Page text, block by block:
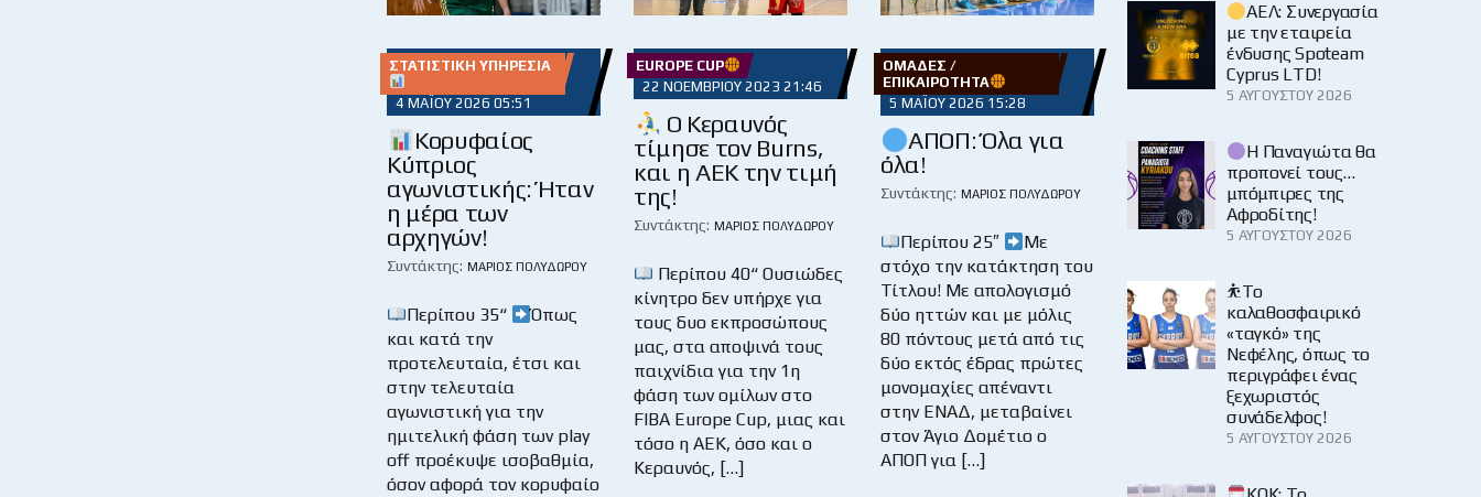
ΣΤΑΤΙΣΤΙΚΉ ΥΠΗΡΕΣΊΑ
4 ΜΑΪ́ΟΥ 2026 05:51
Κορυφαίος
Κύπριος
αγωνιστικής: Ήταν
η μέρα των
αρχηγών!
Συντάκτης: ΜΆΡΙΟΣ ΠΟΛΥΔΏΡΟΥ
Περίπου 35“
Όπως
και κατά την
προτελευταία, έτσι και
στην τελευταία
αγωνιστική για την
ημιτελική φάση των play
off προέκυψε ισοβαθμία,
όσον αφορά τον κορυφαίο
EUROPE CUP
22 ΝΟΕΜΒΡΊΟΥ 2023 21:46
Ο Κεραυνός
τίμησε τον Burns,
και η ΑΕΚ την τιμή
της!
Συντάκτης: ΜΆΡΙΟΣ ΠΟΛΥΔΏΡΟΥ
Περίπου 40“ Ουσιώδες
κίνητρο δεν υπήρχε για
τους δυο εκπροσώπους
μας, στα αποψινά τους
παιχνίδια για την 1η
φάση των ομίλων στο
FIBA Europe Cup, μιας και
τόσο η ΑΕΚ, όσο και ο
Κεραυνός, […]
ΟΜΆΔΕΣ /
ΕΠΙΚΑΙΡΌΤΗΤΑ
5 ΜΑΪ́ΟΥ 2026 15:28
ΑΠΟΠ: Όλα για
όλα!
Συντάκτης: ΜΆΡΙΟΣ ΠΟΛΥΔΏΡΟΥ
Περίπου 25″
Με
στόχο την κατάκτηση του
Τίτλου! Με απολογισμό
δύο ηττών και με μόλις
80 πόντους μετά από τις
δύο εκτός έδρας πρώτες
μονομαχίες απέναντι
στην ΕΝΑΔ, μεταβαίνει
στον Άγιο Δομέτιο ο
ΑΠΟΠ για […]
ΑΕΛ: Συνεργασία
με την εταιρεία
ένδυσης Spoteam
Cyprus LTD!
5 ΑΥΓΟΎΣΤΟΥ 2026
Η Παναγιώτα θα
προπονεί τους…
μπόμπιρες της
Αφροδίτης!
5 ΑΥΓΟΎΣΤΟΥ 2026
⛹️‍Το
καλαθοσφαιρικό
«ταγκό» της
Νεφέλης, όπως το
περιγράφει ένας
ξεχωριστός
συνάδελφος!
5 ΑΥΓΟΎΣΤΟΥ 2026